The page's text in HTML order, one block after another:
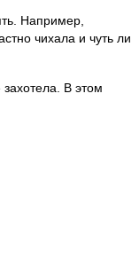
Например,
чихала и чуть ли
В этом